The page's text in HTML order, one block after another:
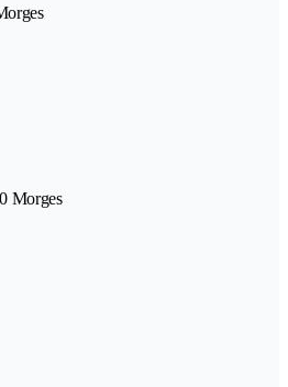
Morges